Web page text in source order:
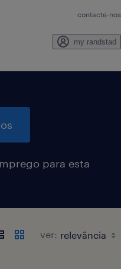
contacte-nos
my randstad
para esta
ver: